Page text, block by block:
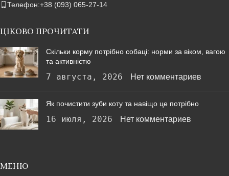
Телефон:+38 (093) 065-27-14
ЦІКОВО ПРОЧИТАТИ
Скільки корму потрібно собаці: норми за віком, вагою
та активністю
7 августа, 2026 Нет комментариев
Як почистити зуби коту та навіщо це потрібно
16 июля, 2026 Нет комментариев
МЕНЮ